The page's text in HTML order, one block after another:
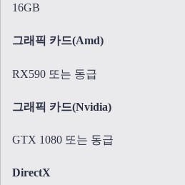
16GB
그래픽 카드(Amd)
RX590 또는 동급
그래픽 카드(Nvidia)
GTX 1080 또는 동급
DirectX